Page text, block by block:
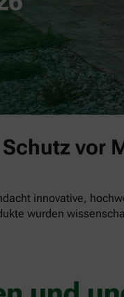
vor
innovative,
wurden